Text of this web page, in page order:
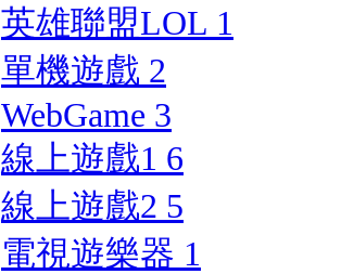
英雄聯盟LOL 1
單機遊戲 2
WebGame 3
線上遊戲1 6
線上遊戲2 5
電視遊樂器 1